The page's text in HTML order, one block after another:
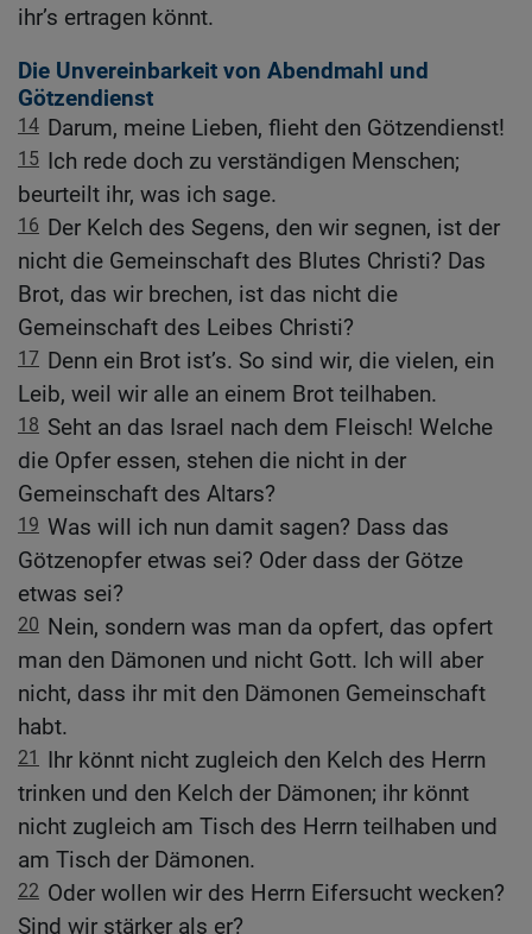
ihr’s ertragen könnt.
Die Unvereinbarkeit von Abendmahl und
Götzendienst
14 Darum, meine Lieben, flieht den Götzendienst!
15 Ich rede doch zu verständigen Menschen;
beurteilt ihr, was ich sage.
16 Der Kelch des Segens, den wir segnen, ist der
nicht die Gemeinschaft des Blutes Christi? Das
Brot, das wir brechen, ist das nicht die
Gemeinschaft des Leibes Christi?
17 Denn ein Brot ist’s. So sind wir, die vielen, ein
Leib, weil wir alle an einem Brot teilhaben.
18 Seht an das Israel nach dem Fleisch! Welche
die Opfer essen, stehen die nicht in der
Gemeinschaft des Altars?
19 Was will ich nun damit sagen? Dass das
Götzenopfer etwas sei? Oder dass der Götze
etwas sei?
20 Nein, sondern was man da opfert, das opfert
man den Dämonen und nicht Gott. Ich will aber
nicht, dass ihr mit den Dämonen Gemeinschaft
habt.
21
Ihr könnt nicht zugleich den Kelch des Herrn
trinken und den Kelch der Dämonen; ihr könnt
nicht zugleich am Tisch des Herrn teilhaben und
am Tisch der Dämonen.
22 Oder wollen wir des Herrn Eifersucht wecken?
Sind wir stärker als er?